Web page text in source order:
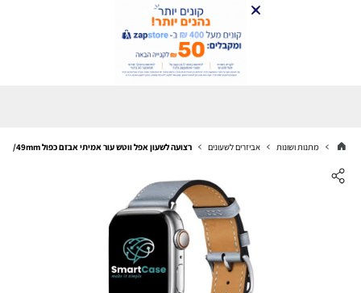
מתנות ושונות אביזרים לשעונים רצועה לשעון אפל ווטש עור אמיתי אבזם כפול 44/45/46/49mm סגול בהיר